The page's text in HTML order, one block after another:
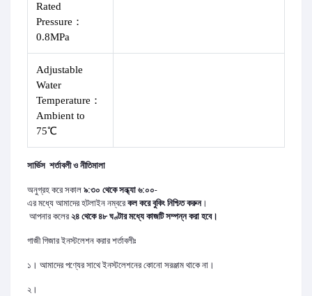
Rated
Pressure：
0.8MPa
Adjustable
Water
Temperature ：
Ambient to
75℃
সার্ভিস শর্তাবলী ও নীতিমালা
অনুগ্রহ করে সকাল ৯:৩০ থেকে সন্ধ্যা ৬:০০-
এর মধ্যে আমাদের হটলাইন নম্বরে কল করে বুকিং নিশ্চিত করুন।
আপনার কলের ২৪ থেকে ৪৮ ঘণ্টার মধ্যে কাজটি সম্পন্ন করা হবে।
গাজী গিজার ইনস্টলেশন করার শর্তাবলীঃ
১। আমাদের পণ্যের সাথে ইনস্টলেশনের কোনো সরঞ্জাম থাকে না।
২।